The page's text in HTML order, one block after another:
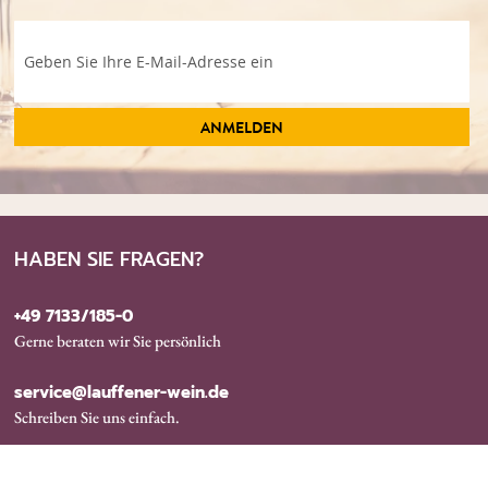
ANMELDEN
HABEN SIE FRAGEN?
+49 7133/185-0
Gerne beraten wir Sie persönlich
service@lauffener-wein.de
Schreiben Sie uns einfach.